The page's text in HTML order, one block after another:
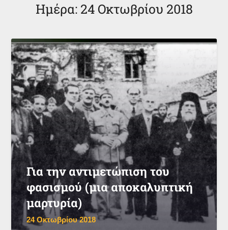
Ημέρα: 24 Οκτωβρίου 2018
Για την αντιμετώπιση του
φασισμού (μια αποκαλυπτική
μαρτυρία)
24 Οκτωβρίου 2018